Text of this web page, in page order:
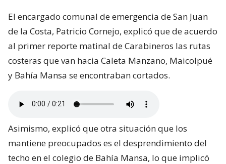
El encargado comunal de emergencia de San Juan
de la Costa, Patricio Cornejo, explicó que de acuerdo
al primer reporte matinal de Carabineros las rutas
costeras que van hacia Caleta Manzano, Maicolpué
y Bahía Mansa se encontraban cortados.
Asimismo, explicó que otra situación que los
mantiene preocupados es el desprendimiento del
techo en el colegio de Bahía Mansa, lo que implicó